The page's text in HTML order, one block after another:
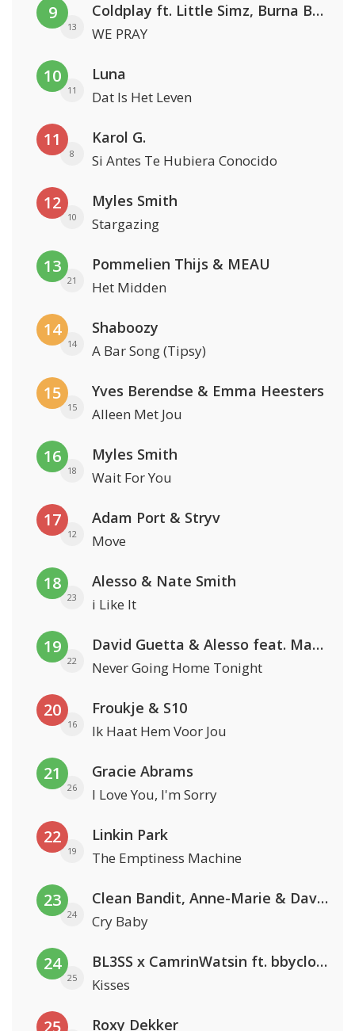
9
13
Coldplay ft. Little Simz, Burna Boy, Elyanna & Tini
WE PRAY
10
11
Luna
Dat Is Het Leven
11
8
Karol G.
Si Antes Te Hubiera Conocido
12
10
Myles Smith
Stargazing
13
21
Pommelien Thijs & MEAU
Het Midden
14
14
Shaboozy
A Bar Song (Tipsy)
15
15
Yves Berendse & Emma Heesters
Alleen Met Jou
16
18
Myles Smith
Wait For You
17
12
Adam Port & Stryv
Move
18
23
Alesso & Nate Smith
i Like It
19
22
David Guetta & Alesso feat. Madison Love
Never Going Home Tonight
20
16
Froukje & S10
Ik Haat Hem Voor Jou
21
26
Gracie Abrams
I Love You, I'm Sorry
22
19
Linkin Park
The Emptiness Machine
23
24
Clean Bandit, Anne-Marie & David Guetta
Cry Baby
24
25
BL3SS x CamrinWatsin ft. bbyclose
Kisses
Roxy Dekker